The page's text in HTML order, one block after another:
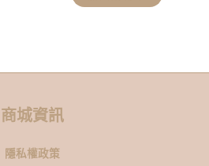
商城資訊
隱私權政策